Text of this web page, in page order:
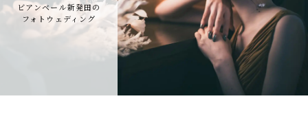
ビアンベール新発田の
フォトウェディング